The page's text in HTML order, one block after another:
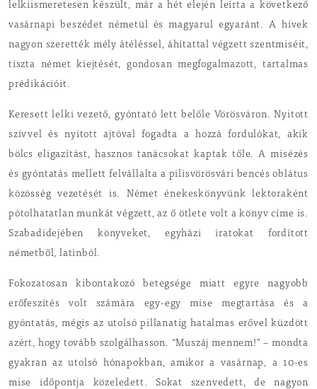
lelkiismeretesen készült, már a hét elején leírta a következő
vasárnapi beszédet németül és magyarul egyaránt. A hívek
nagyon szerették mély átéléssel, áhítattal végzett szentmiséit,
tiszta német kiejtését, gondosan megfogalmazott, tartalmas
prédikációit.
Keresett lelki vezető, gyóntató lett belőle Vörösváron. Nyitott
szívvel és nyitott ajtóval fogadta a hozzá fordulókat, akik
bölcs eligazítást, hasznos tanácsokat kaptak tőle. A misézés
és gyóntatás mellett felvállalta a pilisvörösvári bencés oblátus
közösség vezetését is. Német énekeskönyvünk lektoraként
pótolhatatlan munkát végzett, az ő ötlete volt a könyv címe is.
Szabadidejében könyveket, egyházi iratokat fordított
németből, latinból.
Fokozatosan kibontakozó betegsége miatt egyre nagyobb
erőfeszítés volt számára egy-egy mise megtartása és a
gyóntatás, mégis az utolsó pillanatig hatalmas erővel küzdött
azért, hogy tovább szolgálhasson. “Muszáj mennem!” – mondta
gyakran az utolsó hónapokban, amikor a vasárnap, a 10-es
mise időpontja közeledett. Sokat szenvedett, de nagyon